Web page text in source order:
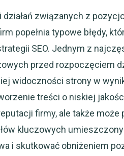
działań związanych z
popełnia typowe błędy,
SEO. Jednym z
przed rozpoczęciem
widoczności strony w
treści o niskiej
firmy, ale także
kluczowych
i skutkować obniżeniem